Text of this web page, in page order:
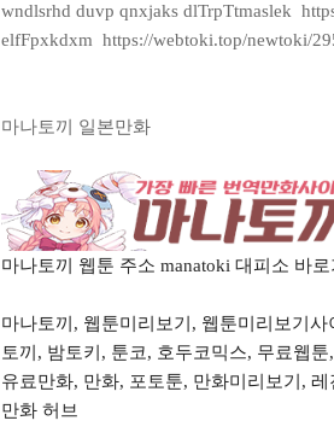
wndlsrhd duvp qnxjaks dlTrpTtmaslek
elfFpxkdxm https://webtoki.top/newtoki/
마나토끼 일본만화
마나토끼 웹툰 주소 manatoki 대피소 바로
마나토끼, 웹툰미리보기, 웹툰미리보기
토끼, 밤토키, 툰코, 호두코믹스, 무료웹
유료만화, 만화, 포토툰, 만화미리보기,
만화 허브